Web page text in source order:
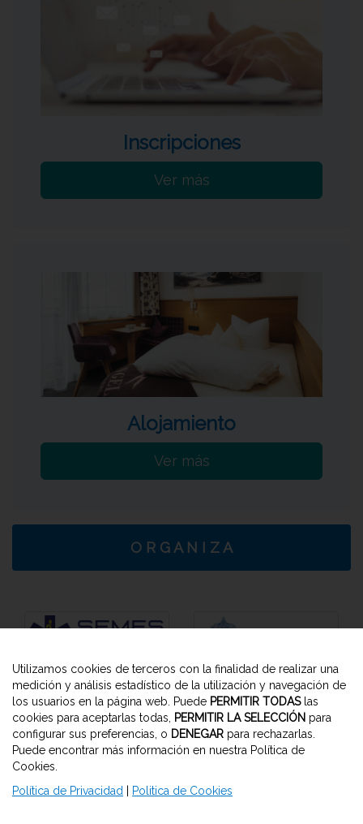
Inscripciones
Ver más
Alojamiento
Ver más
O R G A N I Z A
Viajes El Corte Inglés
Secretaria Técnica
M.I.C.E. Murcia y Alicante
T. (+34) 968 272 393 | Horario: L-V de 9:00 a 18:00 h
Utilizamos cookies de terceros con la finalidad de realizar una
medición y análisis estadístico de la utilización y navegación de
los usuarios en la página web. Puede PERMITIR TODASlas
cookies para aceptarlas todas,
PERMITIR LA SELECCIÓN para
configurar sus preferencias, o DENEGAR para rechazarlas.
Puede encontrar más información en nuestra Política de
Cookies.
Política de Privacidad
Politica de Cookies